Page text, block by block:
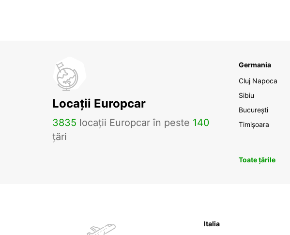
Locații Europcar
3835 locații Europcar în peste 140
țări
Germania
Cluj Napoca
Sibiu
București
Timișoara
Toate țările
Italia